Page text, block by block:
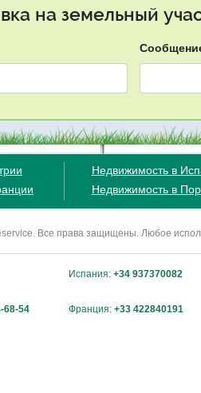
на земельный
Недвижимость в
Недвижимость в
Все права защищены. Любое
Испания: +34 937370082
68-54 Франция: +33 422840191